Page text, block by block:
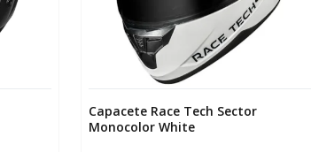
Capacete Race Tech Sector
Monocolor White